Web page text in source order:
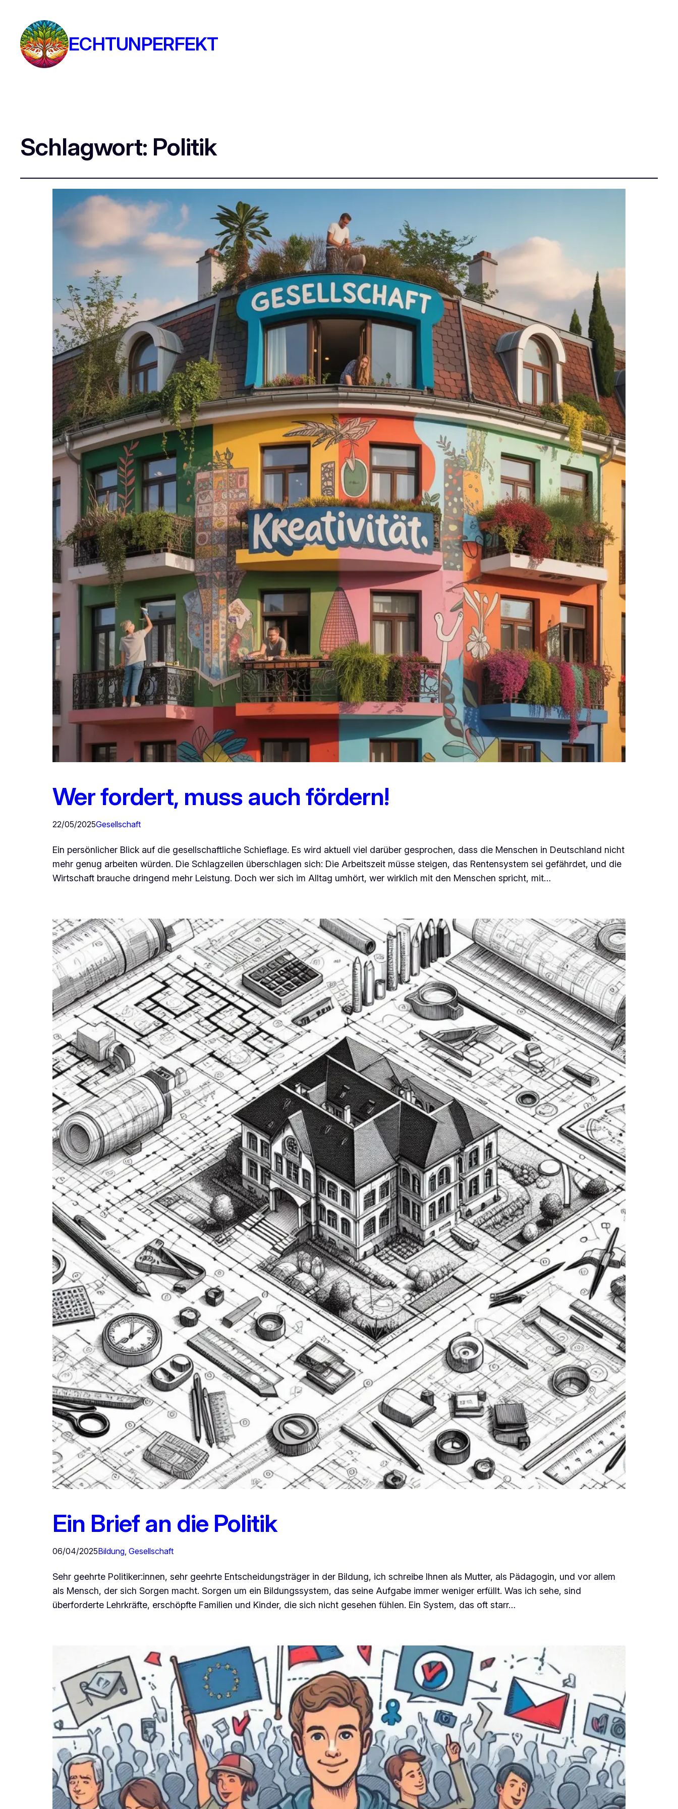
ECHTUNPERFEKT
Schlagwort: Politik
Wer fordert, muss auch fördern!
22/05/2025Gesellschaft
Ein persönlicher Blick auf die gesellschaftliche Schieflage. Es wird aktuell viel darüber gesprochen, dass die Menschen in Deutschland nicht
mehr genug arbeiten würden. Die Schlagzeilen überschlagen sich: Die Arbeitszeit müsse steigen, das Rentensystem sei gefährdet, und die
Wirtschaft brauche dringend mehr Leistung. Doch wer sich im Alltag umhört, wer wirklich mit den Menschen spricht, mit…
Ein Brief an die Politik
06/04/2025Bildung, Gesellschaft
Sehr geehrte Politiker:innen, sehr geehrte Entscheidungsträger in der Bildung, ich schreibe Ihnen als Mutter, als Pädagogin, und vor allem
als Mensch, der sich Sorgen macht. Sorgen um ein Bildungssystem, das seine Aufgabe immer weniger erfüllt. Was ich sehe, sind
überforderte Lehrkräfte, erschöpfte Familien und Kinder, die sich nicht gesehen fühlen. Ein System, das oft starr…